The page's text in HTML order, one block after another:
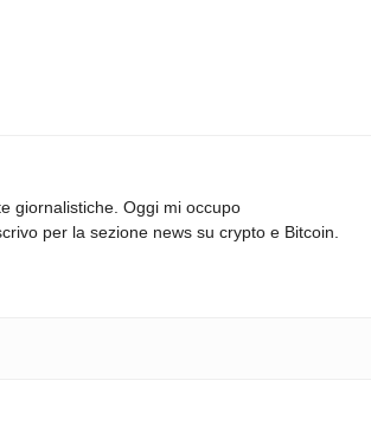
giornalistiche. Oggi mi occupo
per la sezione news su crypto e Bitcoin.